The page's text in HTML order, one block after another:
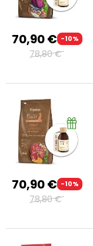
70,90 € -10%
78,80 €
70,90 € -10%
78,80 €